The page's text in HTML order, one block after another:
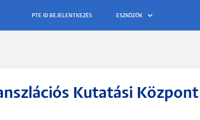
ESZKÖZÖK
Kutatási Központ